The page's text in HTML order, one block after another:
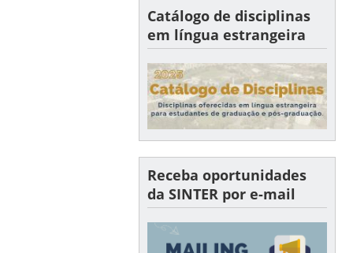
Catálogo de disciplinas
em língua estrangeira
Receba oportunidades
da SINTER por e-mail